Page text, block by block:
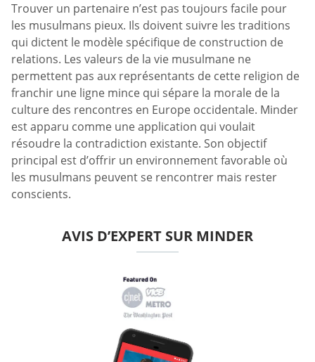
Trouver un partenaire n’est pas toujours facile pour
les musulmans pieux. Ils doivent suivre les traditions
qui dictent le modèle spécifique de construction de
relations. Les valeurs de la vie musulmane ne
permettent pas aux représentants de cette religion de
franchir une ligne mince qui sépare la morale de la
culture des rencontres en Europe occidentale. Minder
est apparu comme une application qui voulait
résoudre la contradiction existante. Son objectif
principal est d’offrir un environnement favorable où
les musulmans peuvent se rencontrer mais rester
conscients.
AVIS D’EXPERT SUR MINDER